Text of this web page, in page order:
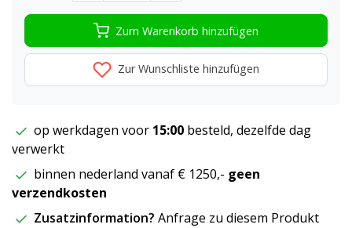
Zum Warenkorb hinzufügen
Zur Wunschliste hinzufügen
op werkdagen voor 15:00 besteld, dezelfde dag
verwerkt
binnen nederland vanaf € 1250,- geen
verzendkosten
Zusatzinformation? Anfrage zu diesem Produkt